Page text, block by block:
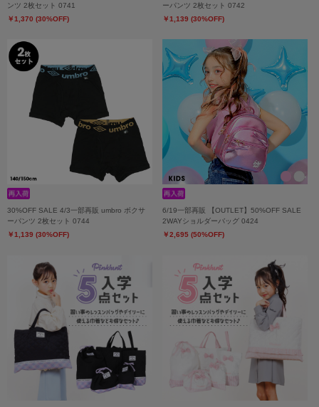
ンツ 2枚セット 0741
￥1,370 (30%OFF)
ーパンツ 2枚セット 0742
￥1,139 (30%OFF)
30%OFF SALE 4/3一部再販 umbro ボクサ
ーパンツ 2枚セット 0744
￥1,139 (30%OFF)
6/19一部再販 【OUTLET】50%OFF SALE
2WAYショルダーバッグ 0424
￥2,695 (50%OFF)